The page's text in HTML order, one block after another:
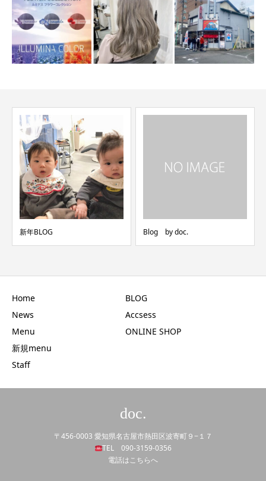
新年BLOG Blog by doc.
Home
News
Menu
新規menu
Staff
BLOG
Accsess
ONLINE SHOP
doc.
〒456-0003 愛知県名古屋市熱田区波寄町９−１７
TEL 090-3159-0356
電話はこちらへ